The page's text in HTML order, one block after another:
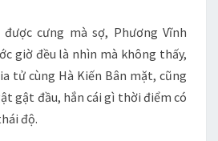
cưng mà sợ, Phương Vĩnh
giờ đều là nhìn mà không thấy,
tử cùng Hà Kiến Bân mặt, cũng
gật đầu, hắn cái gì thời điểm có
độ.